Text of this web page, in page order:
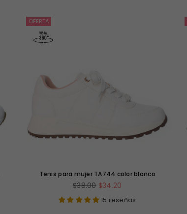
OFERTA
Tenis para mujer TA744 color blanco
Precio
$38.00 $34.20
15 reseñas